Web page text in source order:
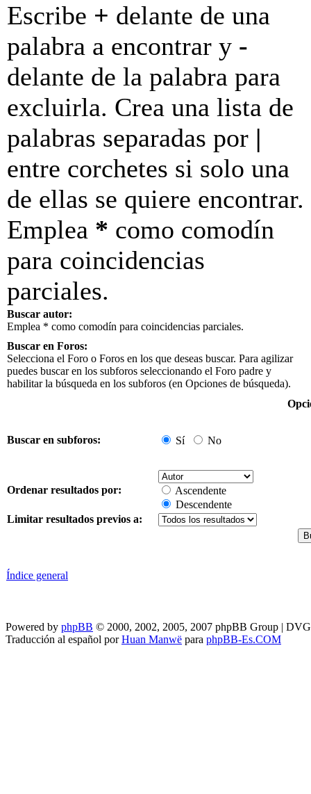
Escribe + delante de una
palabra a encontrar y -
delante de la palabra para
excluirla. Crea una lista de
palabras separadas por |
entre corchetes si solo una
de ellas se quiere encontrar.
Emplea * como comodín
para coincidencias
parciales.
Buscar autor:
Emplea * como comodín para coincidencias parciales.
Buscar en Foros:
Selecciona el Foro o Foros en los que deseas buscar. Para agilizar
puedes buscar en los subforos seleccionando el Foro padre y
habilitar la búsqueda en los subforos (en Opciones de búsqueda).
Buscar en subforos: Sí No
Ordenar resultados por:
Ascendente
Descendente
Limitar resultados previos a:
Índice general
Powered by phpBB © 2000, 2002, 2005, 2007 phpBB Group |
Traducción al español porHuan Manwë para phpBB-Es.COM